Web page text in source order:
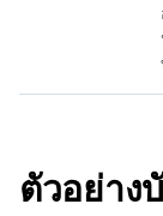
ตัวอย่าง